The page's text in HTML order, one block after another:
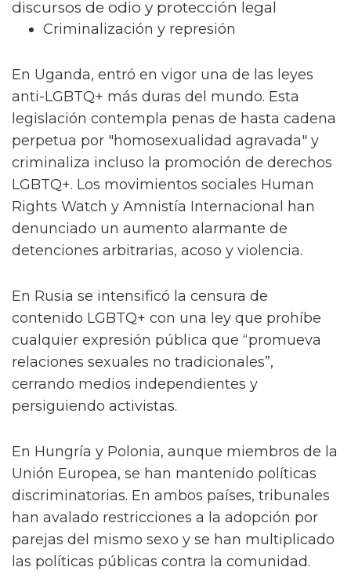
discursos de odio y protección legal
Criminalización y represión
En Uganda, entró en vigor una de las leyes
anti-LGBTQ+ más duras del mundo. Esta
legislación contempla penas de hasta cadena
perpetua por "homosexualidad agravada" y
criminaliza incluso la promoción de derechos
LGBTQ+. Los movimientos sociales Human
Rights Watch y Amnistía Internacional han
denunciado un aumento alarmante de
detenciones arbitrarias, acoso y violencia.
En Rusia se intensificó la censura de
contenido LGBTQ+ con una ley que prohíbe
cualquier expresión pública que “promueva
relaciones sexuales no tradicionales”,
cerrando medios independientes y
persiguiendo activistas.
En Hungría y Polonia, aunque miembros de la
Unión Europea, se han mantenido políticas
discriminatorias. En ambos países, tribunales
han avalado restricciones a la adopción por
parejas del mismo sexo y se han multiplicado
las políticas públicas contra la comunidad.